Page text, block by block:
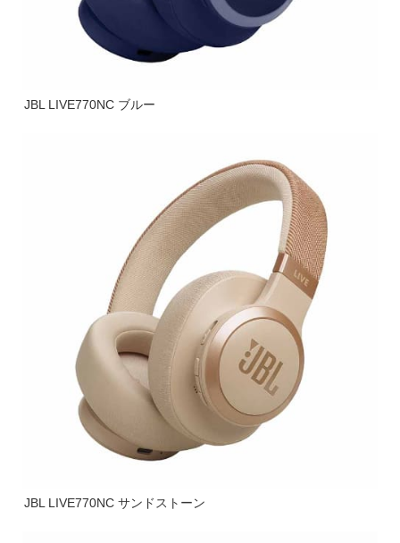
JBL LIVE770NC ブルー
JBL LIVE770NC サンドストーン